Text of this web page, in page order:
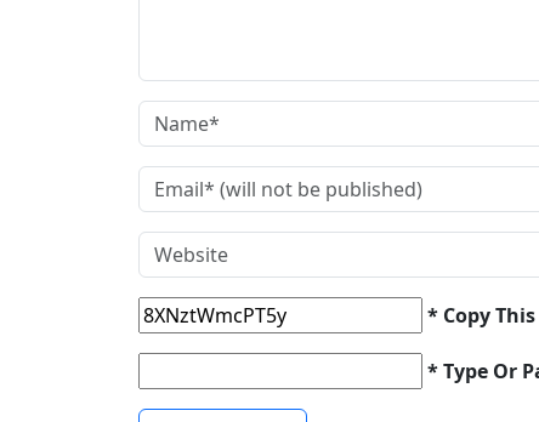
* Copy
* Type Or